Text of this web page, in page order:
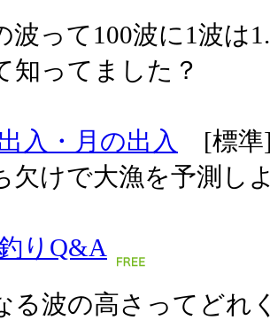
波って100波に1波は
知ってました？
入・月の出入
[標準
欠けで大漁を予測し
りQ&A
る波の高さってどれ